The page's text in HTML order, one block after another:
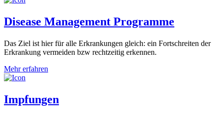
Disease Management Programme
Das Ziel ist hier für alle Erkrankungen gleich: ein Fortschreiten der
Erkrankung vermeiden bzw rechtzeitig erkennen.
Mehr erfahren
Impfungen